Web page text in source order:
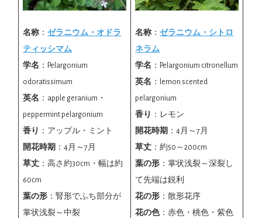
名称 ：ゼラニウム・オドラ
ティッシマム
学名 ：Pelargonium
odoratissimum
英名 ：apple geranium・
peppermint pelargonium
香り
：アップル・ミント
開花時期 ：4月～7月
草丈 ：高さ約30cm・幅は約
60cm
葉の形 ：腎形でふち部分が
掌状浅裂～中裂
名称 ：ゼラニウム・シトロ
ネラム
学名 ：Pelargonium citronellum
英名 ：lemon scented
pelargonium
香り
：レモン
開花時期 ：4月～7月
草丈 ：約50～200cm
葉の形 ：掌状浅裂～深裂し
て先端は鋭利
花の形 ：散形花序
花の色：赤色・桃色・紫色